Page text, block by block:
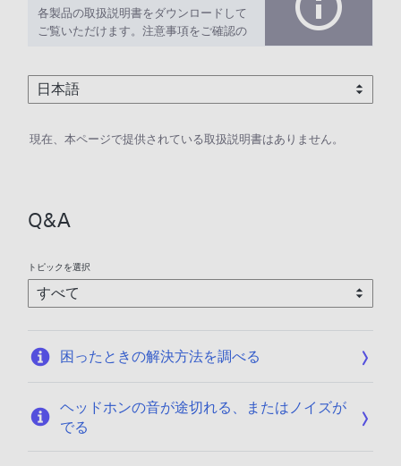
各製品の取扱説明書をダウンロードして
ご覧いただけます。注意事項をご確認の
現在、本ページで提供されている取扱説明書はありません。
Q&A
トピックを選択
困ったときの解決方法を調べる
ヘッドホンの音が途切れる、またはノイズが
でる